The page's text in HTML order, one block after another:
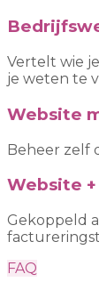
Vertelt wie
je weten te
Website
Beheer zelf
Website
Gekoppeld
FAQ